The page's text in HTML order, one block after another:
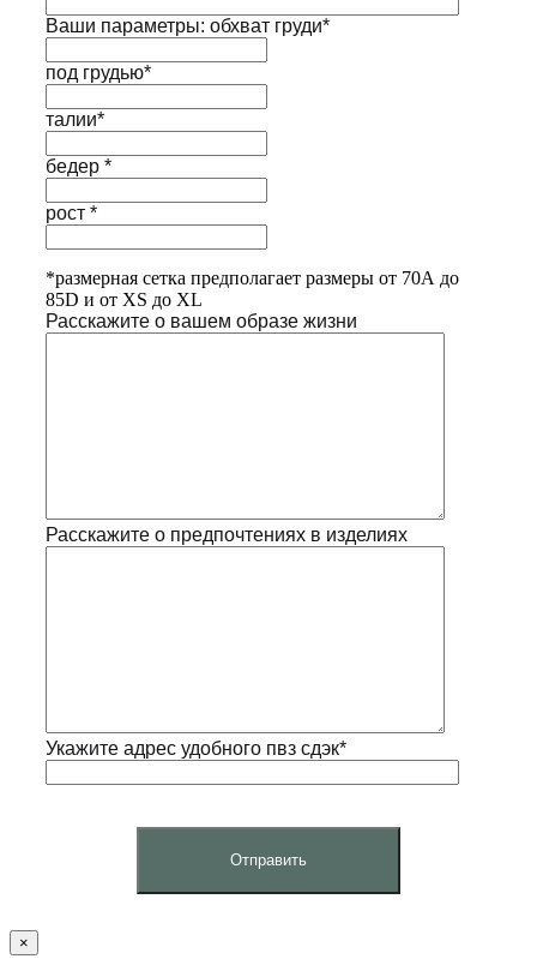
Ваши параметры: обхват груди*
под грудью*
талии*
бедер *
рост *
*размерная сетка предполагает размеры от 70А до
85D и от XS до XL
Расскажите о вашем образе жизни
Расскажите о предпочтениях в изделиях
Укажите адрес удобного пвз сдэк*
×